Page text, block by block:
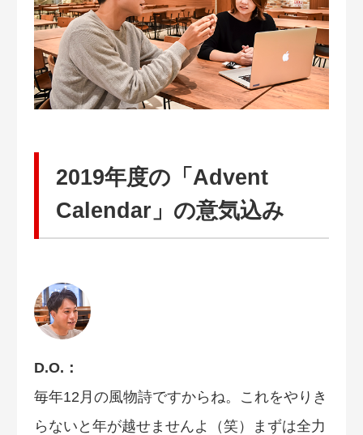
2019年度の「Advent
Calendar」の意気込み
D.O.：
毎年12月の風物詩ですからね。これをやりき
らないと年が越せませんよ（笑）まずは全力